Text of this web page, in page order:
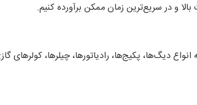
و در سریع‌ترین زمان ممکن برآورده کنیم.
انواع دیگ‌ها، پکیج‌ها، رادیاتورها، چیلرها، کولرهای